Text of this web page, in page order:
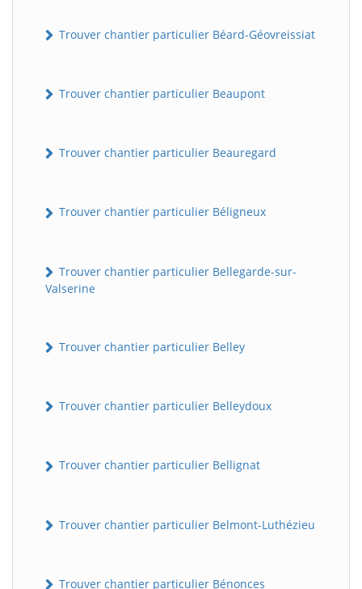
Trouver chantier particulier Béard-Géovreissiat
Trouver chantier particulier Beaupont
Trouver chantier particulier Beauregard
Trouver chantier particulier Béligneux
Trouver chantier particulier Bellegarde-sur-
Valserine
Trouver chantier particulier Belley
Trouver chantier particulier Belleydoux
Trouver chantier particulier Bellignat
Trouver chantier particulier Belmont-Luthézieu
Trouver chantier particulier Bénonces